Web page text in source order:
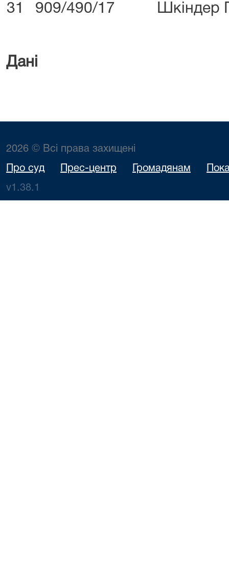
31
909/490/17 Шкіндер
Дані
2026 © Всі права захищені
Про суд Прес-центр Громадянам
v1.38.1